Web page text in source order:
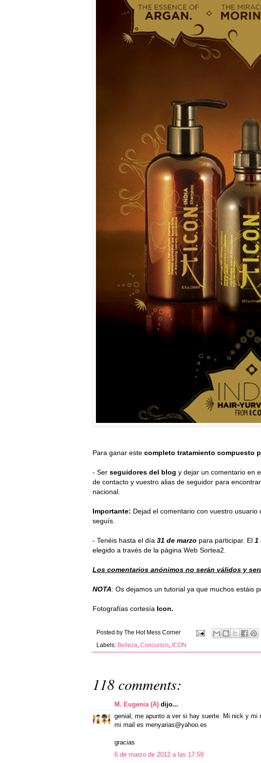
Para ganar este completo tratamiento compuesto
- Ser seguidores del blog y dejar un comentario en
de contacto y vuestro alias de seguidor para
nacional.
Importante: Dejad el comentario con vuestro
seguís.
- Tenéis hasta el día 31 de marzo para participar. El 1
elegido a través de la página Web Sortea2.
Los comentarios anónimos no serán válidos y
NOTA: Os dejamos un tutorial ya que muchos estáis
Fotografías cortesía Icon.
Posted by The Hot Mess Corner
Labels: Belleza Concursos ICON
118 comments:
M. Eugenia (A) dijo...
genial, me apunto a ver si hay suerte. Mi nick y
mi mail es menyarias@yahoo.es
gracias
6 de marzo de 2012 a las 17:59